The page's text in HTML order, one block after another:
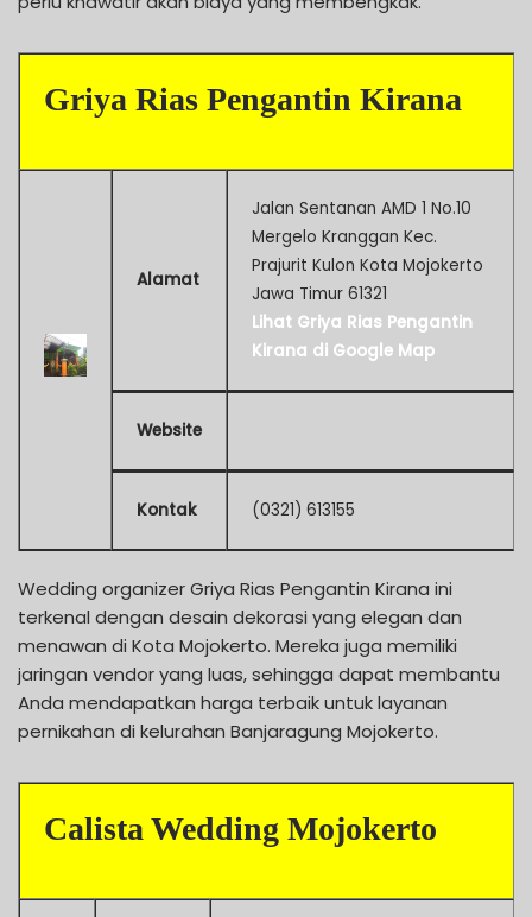
Griya Rias Pengantin Kirana
Alamat
Jalan Sentanan AMD 1 No.10
Mergelo Kranggan Kec.
Prajurit Kulon Kota Mojokerto
Jawa Timur 61321
Lihat Griya Rias Pengantin
Kirana di Google Map
Website
Kontak (0321) 613155
Wedding organizer Griya Rias Pengantin Kirana ini
terkenal dengan desain dekorasi yang elegan dan
menawan di Kota Mojokerto. Mereka juga memiliki
jaringan vendor yang luas, sehingga dapat membantu
Anda mendapatkan harga terbaik untuk layanan
pernikahan di kelurahan Banjaragung Mojokerto.
Calista Wedding Mojokerto